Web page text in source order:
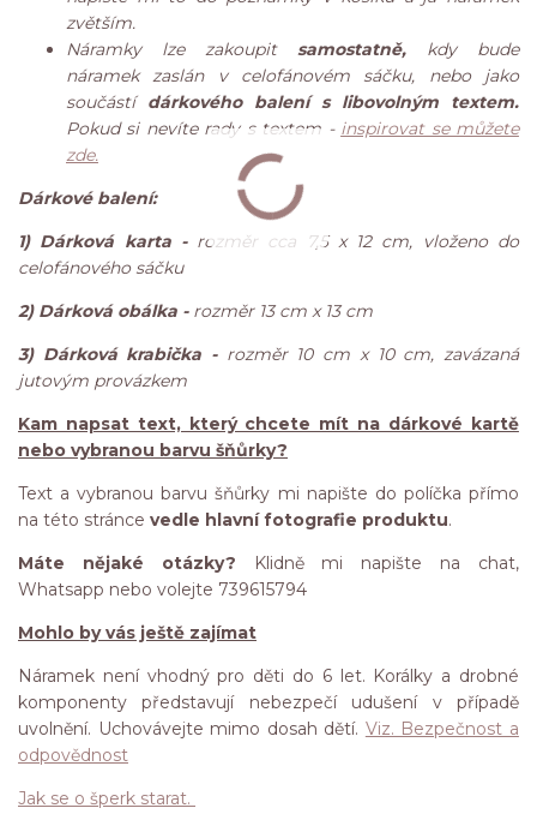
zvětším.
Náramky lze zakoupit samostatně,kdy bude
náramek zaslán v celofánovém sáčku, nebo jako
součástí dárkového balení s libovolným textem.
Pokud si nevíte rady s textem - inspirovat se můžete
zde.
Dárkové balení:
1) Dárková karta - rozměr cca 7,5 x 12 cm, vloženo do
celofánového sáčku
2) Dárková obálka -rozměr 13 cm x 13 cm
3) Dárková krabička - rozměr 10 cm x 10 cm, zavázaná
jutovým provázkem
Kam napsat text, který chcete mít na dárkové kartě
nebo vybranou barvu šňůrky?
Text a vybranou barvu šňůrky mi napište do políčka přímo
na této stránce vedle hlavní fotografie produktu.
Máte nějaké otázky?
Klidně mi napište na chat,
Whatsapp nebo volejte 739615794
Mohlo by vás ještě zajímat
Náramek není vhodný pro děti do 6 let. Korálky a drobné
komponenty představují nebezpečí udušení v případě
uvolnění. Uchovávejte mimo dosah dětí. Viz. Bezpečnost a
odpovědnost
Jak se o šperk starat.